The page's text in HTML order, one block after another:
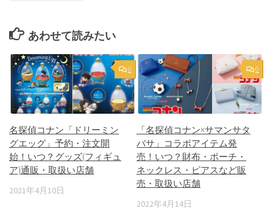
あわせて読みたい
0
名探偵コナン「ドリーミン
グエッグ」予約・注文開
始！いつ？グッズ(フィギュ
ア)通販・取扱い店舗
2021年4月10日
0
「名探偵コナン×サマンサタ
バサ」コラボアイテム発
売！いつ？財布・ポーチ・
ネックレス・ピアスなど販
売・取扱い店舗
2022年4月14日